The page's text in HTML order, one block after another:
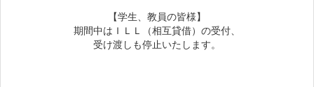
【学生、教員の皆様】
期間中はＩＬＬ（相互貸借）の受付、
受け渡しも停止いたします。